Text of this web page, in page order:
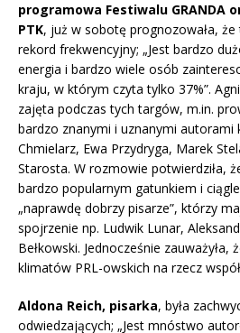
programowa Festiwalu GRANDA
PTK, już w sobotę prognozowała, że
rekord frekwencyjny; „Jest bardzo
energia i bardzo wiele osób
kraju, w którym czyta tylko 37%”.
zajęta podczas tych targów, m.in.
bardzo znanymi i uznanymi autorami
Chmielarz, Ewa Przydryga, Marek
Starosta. W rozmowie potwierdziła,
bardzo popularnym gatunkiem i
„naprawdę dobrzy pisarze”, którzy
spojrzenie np. Ludwik Lunar,
Bełkowski. Jednocześnie zauważyła,
klimatów PRL-owskich na rzecz
Aldona Reich, pisarka, była
odwiedzających; „Jest mnóstwo